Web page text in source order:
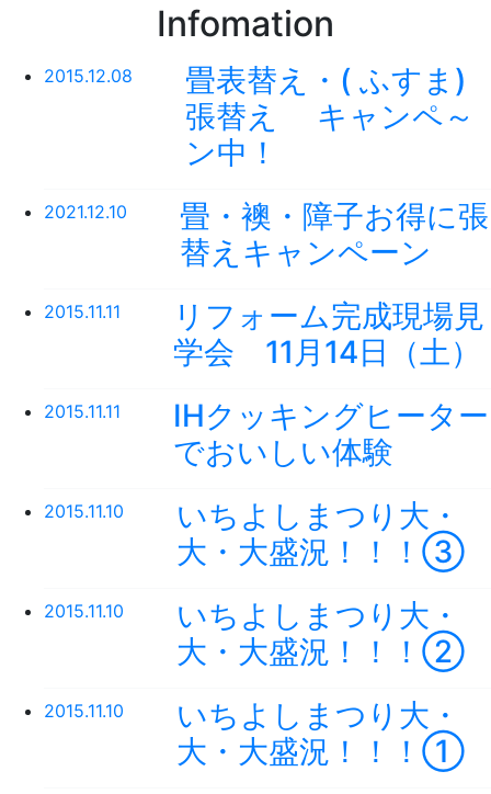
Infomation
2015.12.08
畳表替え・( ふすま)
張替え キャンペ～
ン中！
2021.12.10
畳・襖・障子お得に張
替えキャンペーン
2015.11.11
リフォーム完成現場見
学会 11月14日（土）
2015.11.11
IHクッキングヒーター
でおいしい体験
2015.11.10
いちよしまつり大・
大・大盛況！！！③
2015.11.10
いちよしまつり大・
大・大盛況！！！②
2015.11.10
いちよしまつり大・
大・大盛況！！！①